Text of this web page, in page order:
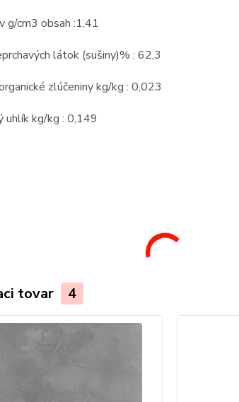
g/cm3 obsah :1,41
látok (sušiny)% : 62,3
zlúčeniny kg/kg : 0,023
uhlík kg/kg : 0,149
tovar 4